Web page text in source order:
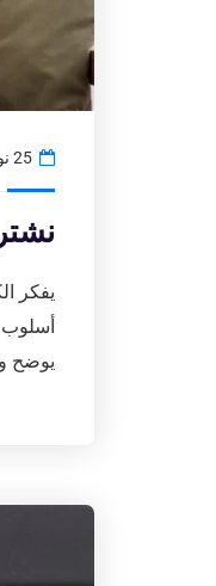
25 نوفمبر، 2025
يفكر
أسلوب
يوضح